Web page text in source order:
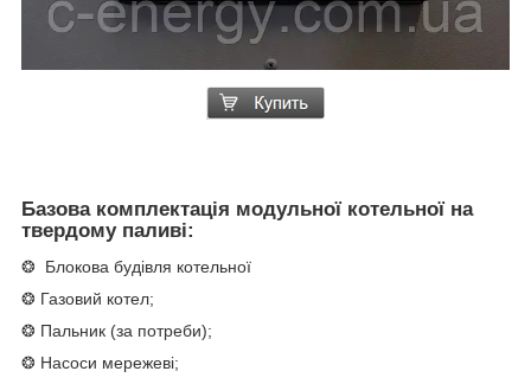
Базова комплектація модульної котельної на
твердому паливі:
❂ Блокова будівля котельної
❂ Газовий котел;
❂ Пальник (за потреби);
❂ Насоси мережеві;